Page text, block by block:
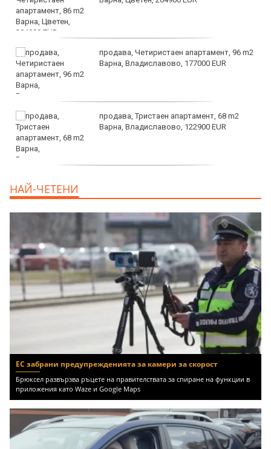
продава, Четиристаен апартамент, 96 m2
Варна, Владиславово, 177000 EUR
продава, Тристаен апартамент, 68 m2
Варна, Владиславово, 122900 EUR
НАЙ-ЧЕТЕНИ
ЕС забрани предупрежденията за камери за скорост
Брюксел развързва ръцете на правителствата за спиране на функции в
приложения като Waze и Google Maps